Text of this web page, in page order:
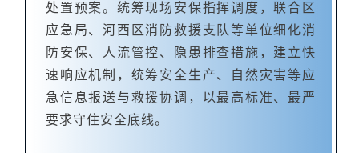
处置预案。统筹现场安保指挥调度，联合区
应急局、河西区消防救援支队等单位细化消
防安保、人流管控、隐患排查措施，建立快
速响应机制，统筹安全生产、自然灾害等应
急信息报送与救援协调，以最高标准、最严
要求守住安全底线。